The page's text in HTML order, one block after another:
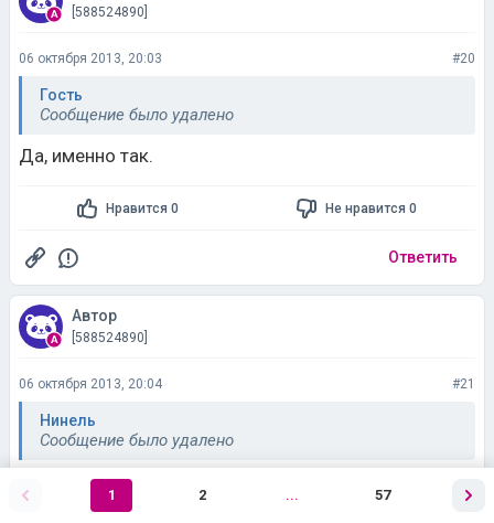
[588524890]
06 октября 2013, 20:03 #20
Гость
Сообщение было удалено
Да, именно так.
Нравится 0 Не нравится 0
Ответить
Автор
[588524890]
06 октября 2013, 20:04 #21
Нинель
Сообщение было удалено
Нинель вы свои порции взвешиваете? Какие у вас
порции?
1 2 ... 57